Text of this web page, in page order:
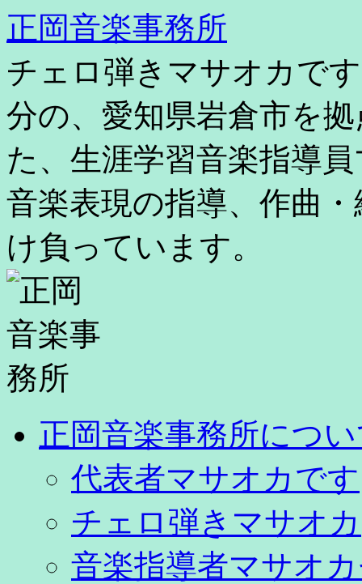
コ
テ
ン
ツ
へ
ス
キ
ッ
プ
正岡音楽事務所
チェロ弾きマサオカで
分の、愛知県岩倉市を
た、生涯学習音楽指導
音楽表現の指導、作曲
け負っています。
正岡音楽事務所につ
代表者マサオカです
チェロ弾きマサオカ
音楽指導者マサオ